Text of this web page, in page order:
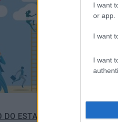
I want
or app.
I want
I want
DO ESTADO DA